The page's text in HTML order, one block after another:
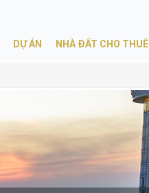
DỰ ÁN NHÀ ĐẤT CHO THUÊ